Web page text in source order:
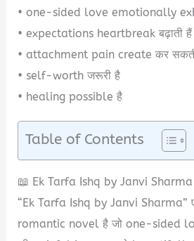
• one-sided love emotionally
• expectations heartbreak बढ़ाती हैं
• attachment pain create कर
• self-worth जरूरी है
• healing possible है
Table of Contents
📖 Ek Tarfa Ishq by Janvi
“Ek Tarfa Ishq by Janvi
romantic novel है जो one-sided